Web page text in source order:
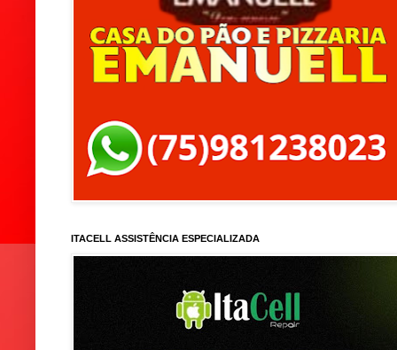
ITACELL ASSISTÊNCIA ESPECIALIZADA